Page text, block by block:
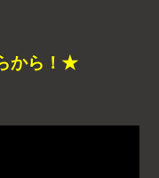
から！★